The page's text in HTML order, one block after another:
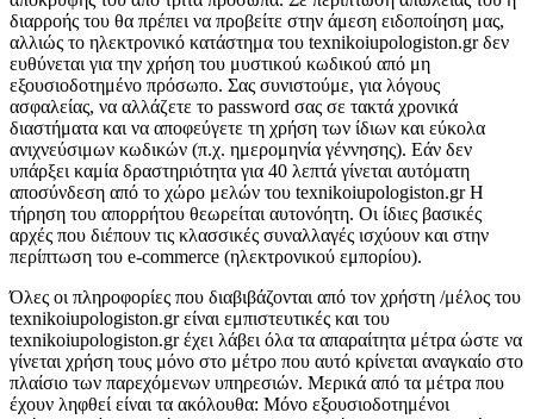
διαρροής του θα πρέπει να προβείτε στην άμεση ειδοποίηση μας,
αλλιώς το ηλεκτρονικό κατάστημα του texnikoiupologiston.gr δεν
ευθύνεται για την χρήση του μυστικού κωδικού από μη
εξουσιοδοτημένο πρόσωπο. Σας συνιστούμε, για λόγους
ασφαλείας, να αλλάζετε το password σας σε τακτά χρονικά
διαστήματα και να αποφεύγετε τη χρήση των ίδιων και εύκολα
ανιχνεύσιμων κωδικών (π.χ. ημερομηνία γέννησης). Εάν δεν
υπάρξει καμία δραστηριότητα για 40 λεπτά γίνεται αυτόματη
αποσύνδεση από το χώρο μελών του texnikoiupologiston.gr Η
τήρηση του απορρήτου θεωρείται αυτονόητη. Οι ίδιες βασικές
αρχές που διέπουν τις κλασσικές συναλλαγές ισχύουν και στην
περίπτωση του e-commerce (ηλεκτρονικού εμπορίου).
Όλες οι πληροφορίες που διαβιβάζονται από τον χρήστη /μέλος του
texnikoiupologiston.gr είναι εμπιστευτικές και του
texnikoiupologiston.gr έχει λάβει όλα τα απαραίτητα μέτρα ώστε να
γίνεται χρήση τους μόνο στο μέτρο που αυτό κρίνεται αναγκαίο στο
πλαίσιο των παρεχόμενων υπηρεσιών. Μερικά από τα μέτρα που
έχουν ληφθεί είναι τα ακόλουθα: Μόνο εξουσιοδοτημένοι